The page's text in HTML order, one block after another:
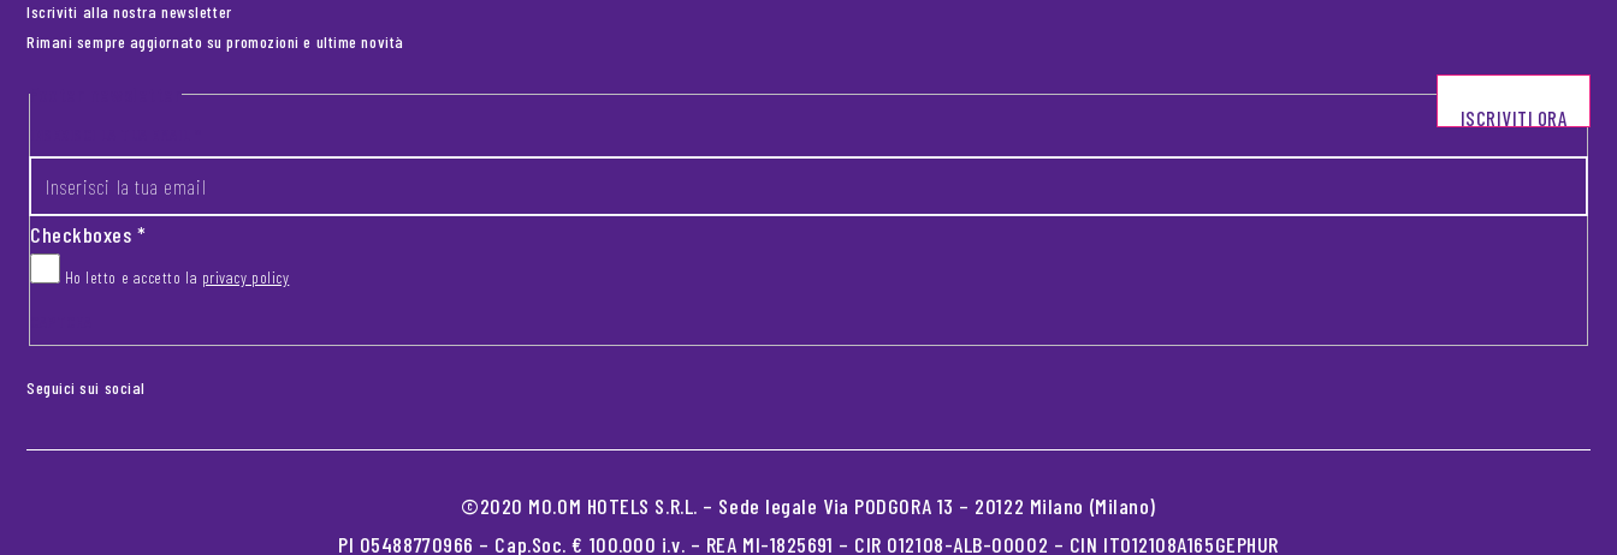
Iscriviti alla nostra newsletter
Rimani sempre aggiornato su promozioni e ultime novità
Footer newsletter
Checkboxes*
Ho letto e accetto la privacy policy
ISCRIVITI ORA
Seguici sui social
©2020 MO.OM HOTELS S.R.L. – Sede legale Via PODGORA 13 – 20122 Milano (Milano)
PI 05488770966 – Cap.Soc. € 100.000 i.v. – REA MI-1825691 – CIR 012108-ALB-00002 – CIN IT012108A165GEPHUR